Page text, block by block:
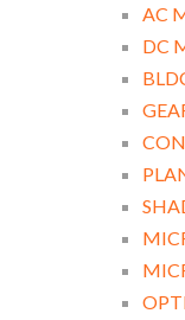
AC
DC